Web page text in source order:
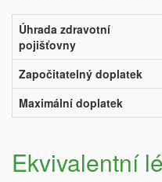
Úhrada zdravotní
pojišťovny
Započitatelný doplatek
Maximální doplatek
Ekvivalentní